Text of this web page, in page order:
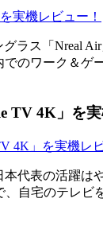
ラス「Nreal
のワーク＆ゲ
TV 4K」を
代表の活躍
自宅のテレ